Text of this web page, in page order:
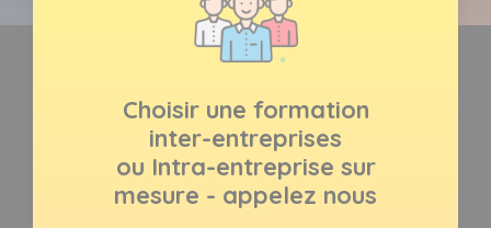
Choisir une formation
inter-entreprises
ou Intra-entreprise sur
mesure - appelez nous